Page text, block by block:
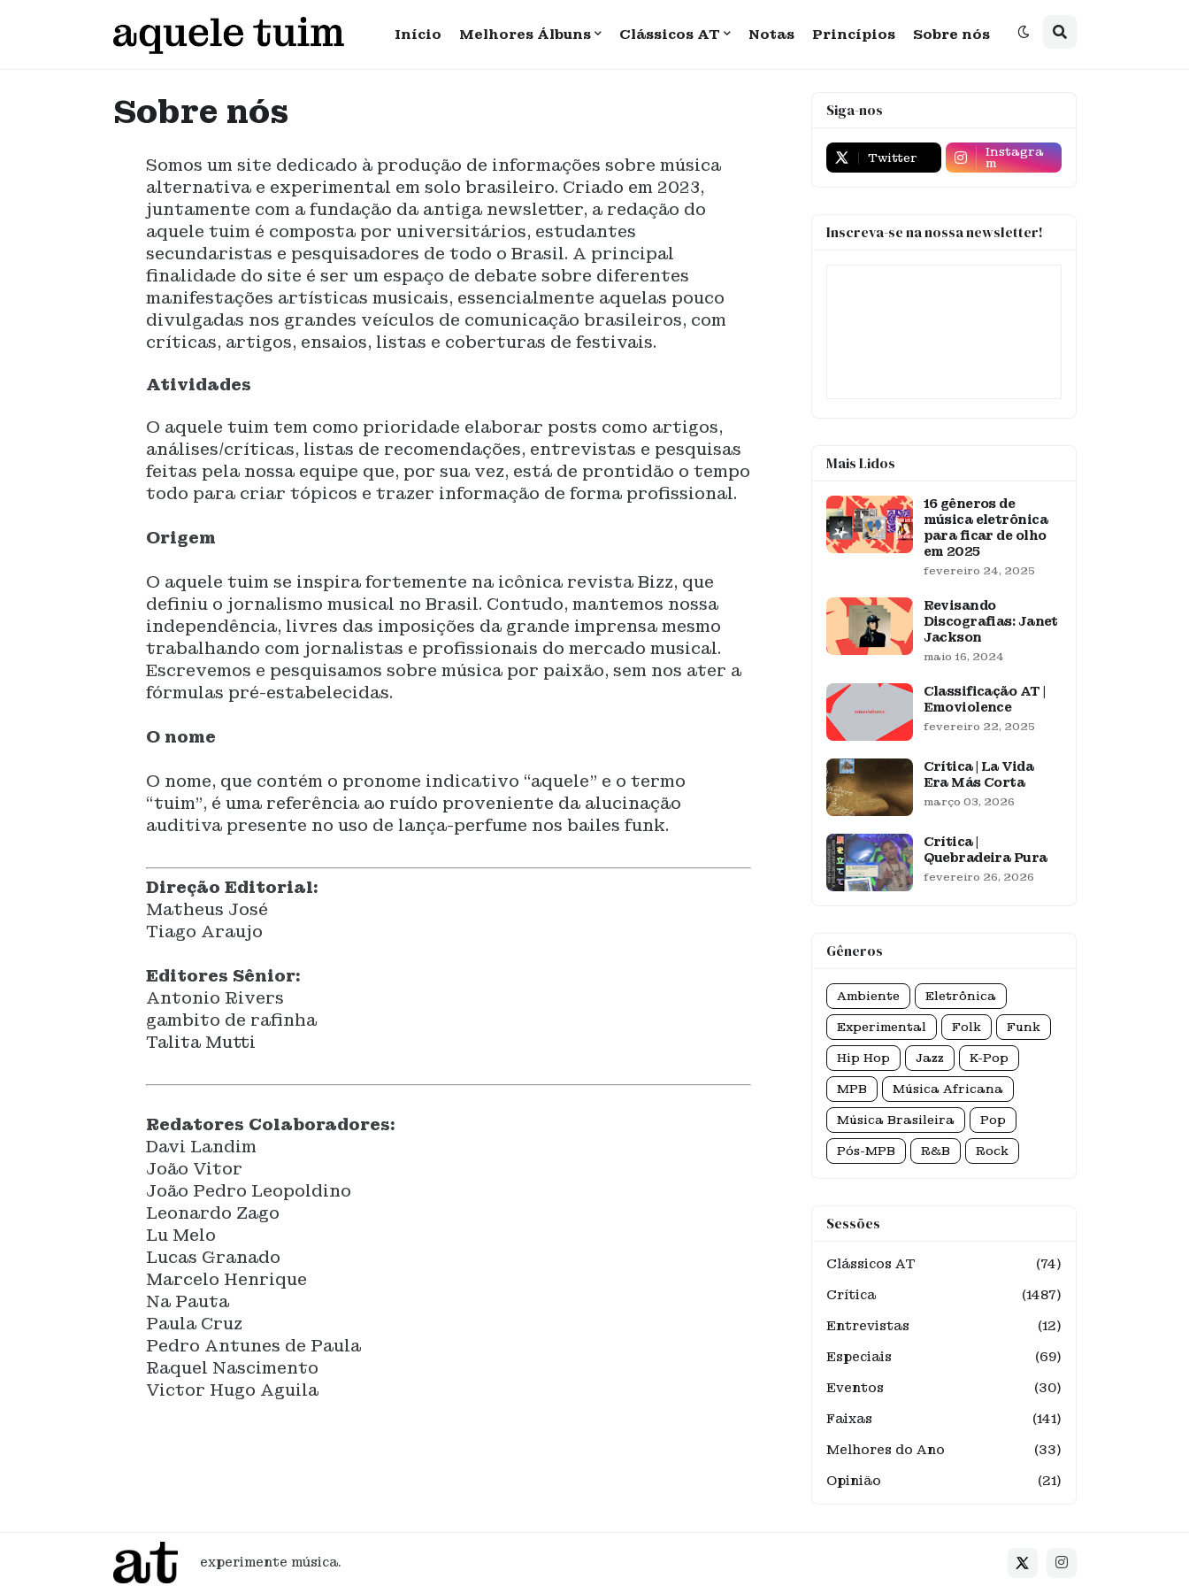
Início Melhores Álbuns Clássicos AT Notas Princípios Sobre nós
Sobre nós
Somos um site dedicado à produção de informações sobre música
alternativa e experimental em solo brasileiro. Criado em 2023,
juntamente com a fundação da antiga newsletter, a redação do
aquele tuim é composta por universitários, estudantes
secundaristas e pesquisadores de todo o Brasil. A principal
finalidade do site é ser um espaço de debate sobre diferentes
manifestações artísticas musicais, essencialmente aquelas pouco
divulgadas nos grandes veículos de comunicação brasileiros, com
críticas, artigos, ensaios, listas e coberturas de festivais.
Atividades
O aquele tuim tem como prioridade elaborar posts como artigos,
análises/críticas, listas de recomendações, entrevistas e pesquisas
feitas pela nossa equipe que, por sua vez, está de prontidão o tempo
todo para criar tópicos e trazer informação de forma profissional.
Origem
O aquele tuim se inspira fortemente na icônica revista Bizz, que
definiu o jornalismo musical no Brasil. Contudo, mantemos nossa
independência, livres das imposições da grande imprensa mesmo
trabalhando com jornalistas e profissionais do mercado musical.
Escrevemos e pesquisamos sobre música por paixão, sem nos ater a
fórmulas pré-estabelecidas.
O nome
O nome, que contém o pronome indicativo “aquele” e o termo
“tuim”, é uma referência ao ruído proveniente da alucinação
auditiva presente no uso de lança-perfume nos bailes funk.
Direção Editorial:
Matheus José
Tiago Araujo
Editores Sênior:
Antonio Rivers
gambito de rafinha
Talita Mutti
Redatores Colaboradores:
Davi Landim
João Vitor
João Pedro Leopoldino
Leonardo Zago
Lu Melo
Lucas Granado
Marcelo Henrique
Na Pauta
Paula Cruz
Pedro Antunes de Paula
Raquel Nascimento
Victor Hugo Aguila
Siga-nos
Twitter Instagra
m
Inscreva-se na nossa newsletter!
Mais Lidos
16 gêneros de
música eletrônica
para ficar de olho
em 2025
fevereiro 24, 2025
Revisando
Discografias: Janet
Jackson
maio 16, 2024
Classificação AT |
Emoviolence
fevereiro 22, 2025
Crítica | La Vida
Era Más Corta
março 03, 2026
Crítica |
Quebradeira Pura
fevereiro 26, 2026
Gêneros
Ambiente Eletrônica
Experimental Folk Funk
Hip Hop Jazz K-Pop
MPB Música Africana
Música Brasileira Pop
Pós-MPB R&B Rock
Sessões
Clássicos AT
(74)
Crítica
(1487)
Entrevistas
(12)
Especiais
(69)
Eventos
(30)
Faixas
(141)
Melhores do Ano
(33)
Opinião
(21)
experimente música.